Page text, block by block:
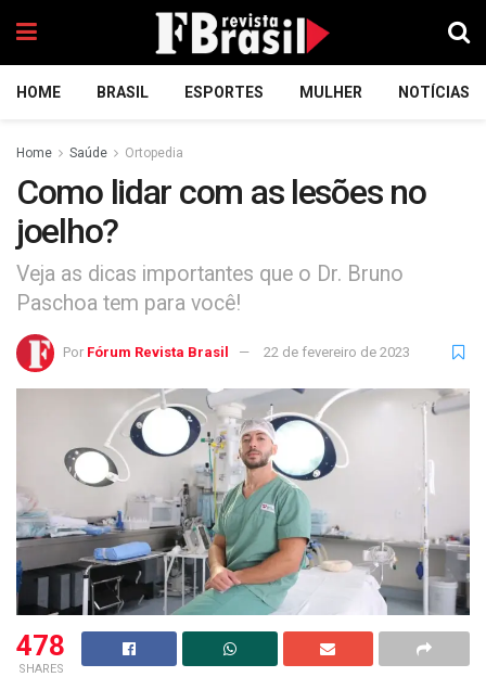
HOME BRASIL ESPORTES MULHER NOTÍCIAS
Home Saúde Ortopedia
Como lidar com as lesões no
joelho?
Veja as dicas importantes que o Dr. Bruno
Paschoa tem para você!
Por Fórum Revista Brasil 22 de fevereiro de 2023
478
SHARES